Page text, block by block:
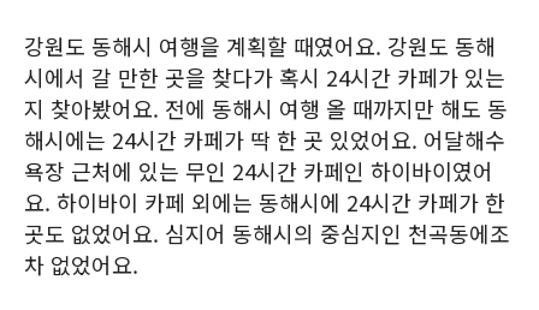
강원도 동해시 여행을 계획할 때였어요. 강원도 동해
시에서 갈 만한 곳을 찾다가 혹시 24시간 카페가 있는
지 찾아봤어요. 전에 동해시 여행 올 때까지만 해도 동
해시에는 24시간 카페가 딱 한 곳 있었어요. 어달해수
욕장 근처에 있는 무인 24시간 카페인 하이바이였어
요. 하이바이 카페 외에는 동해시에 24시간 카페가 한
곳도 없었어요. 심지어 동해시의 중심지인 천곡동에조
차 없었어요.